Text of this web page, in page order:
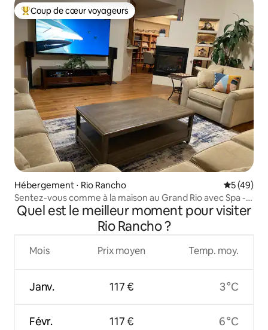
Coups de cœur voyageurs les plus appréciés
Coup de cœur voyageurs
Hébergement ⋅ Rio Rancho
5 (49)
Sentez-vous comme à la maison au Grand Rio avec Spa -
Conforme à l'ADA
Quel est le meilleur moment pour visiter
Rio Rancho ?
Mois
Janv.
Févr.
Prix moyen
117 €
117 €
Temp. moy.
3 °C
6 °C